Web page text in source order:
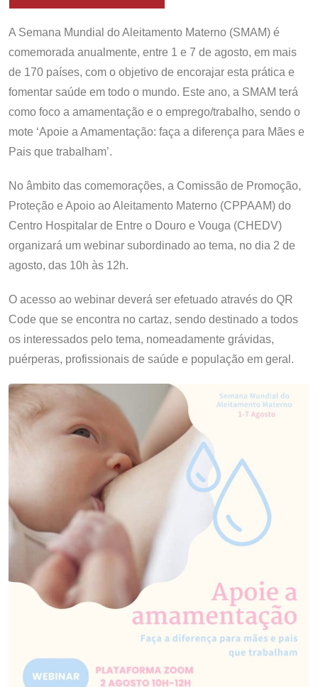
A Semana Mundial do Aleitamento Materno (SMAM) é
comemorada anualmente, entre 1 e 7 de agosto, em mais
de 170 países, com o objetivo de encorajar esta prática e
fomentar saúde em todo o mundo. Este ano, a SMAM terá
como foco a amamentação e o emprego/trabalho, sendo o
mote ‘Apoie a Amamentação: faça a diferença para Mães e
Pais que trabalham’.
No âmbito das comemorações, a Comissão de Promoção,
Proteção e Apoio ao Aleitamento Materno (CPPAAM) do
Centro Hospitalar de Entre o Douro e Vouga (CHEDV)
organizará um webinar subordinado ao tema, no dia 2 de
agosto, das 10h às 12h.
O acesso ao webinar deverá ser efetuado através do QR
Code que se encontra no cartaz, sendo destinado a todos
os interessados pelo tema, nomeadamente grávidas,
puérperas, profissionais de saúde e população em geral.